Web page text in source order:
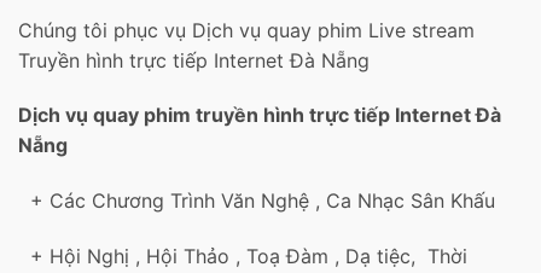
Chúng tôi phục vụ Dịch vụ quay phim Live stream
Truyền hình trực tiếp Internet Đà Nẵng
Dịch vụ quay phim truyền hình trực tiếp Internet Đà
Nẵng
+ Các Chương Trình Văn Nghệ , Ca Nhạc Sân Khấu
+ Hội Nghị , Hội Thảo , Toạ Đàm , Dạ tiệc, Thời